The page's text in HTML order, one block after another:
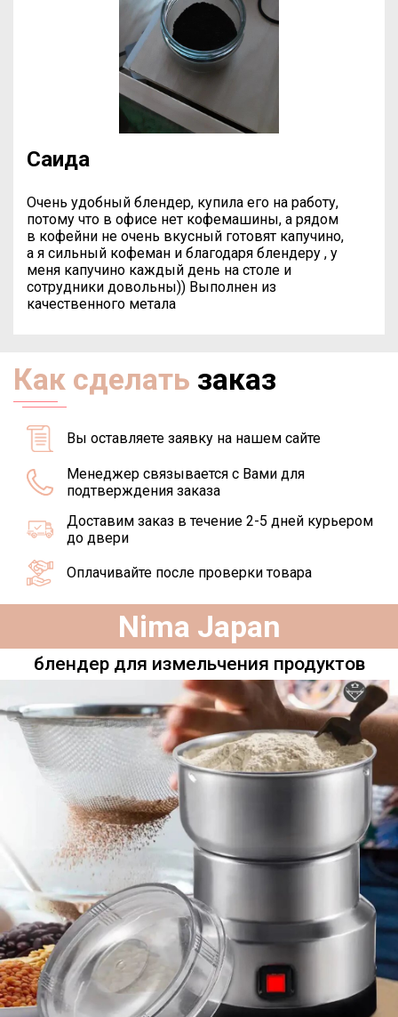
Саида
Очень удобный блендер, купила его на работу,
потому что в офисе нет кофемашины, а рядом
в кофейни не очень вкусный готовят капучино,
а я сильный кофеман и благодаря блендеру , у
меня капучино каждый день на столе и
сотрудники довольны)) Выполнен из
качественного метала
Как сделать заказ
Вы оставляете заявку на нашем сайте
Менеджер связывается с Вами для
подтверждения заказa
Доставим заказ в течение 2-5 дней курьером
до двери
Оплачивайте после проверки товара
Nima Japan
блендер для измельчения продуктов